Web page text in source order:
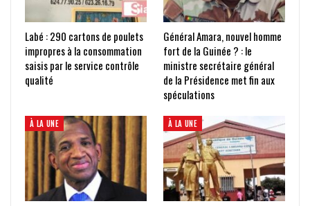
Labé : 290 cartons de poulets
impropres à la consommation
saisis par le service contrôle
qualité
Général Amara, nouvel homme
fort de la Guinée ? : le
ministre secrétaire général
de la Présidence met fin aux
spéculations
À LA UNE À LA UNE